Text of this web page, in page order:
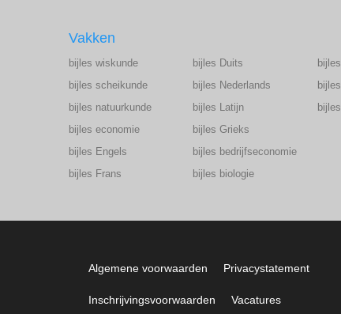
Vakken
bijles wiskunde
bijles scheikunde
bijles natuurkunde
bijles economie
bijles Engels
bijles Frans
bijles Duits
bijles Nederlands
bijles Latijn
bijles Grieks
bijles bedrijfseconomie
bijles biologie
Algemene voorwaarden Privacystatement
Inschrijvingsvoorwaarden Vacatures